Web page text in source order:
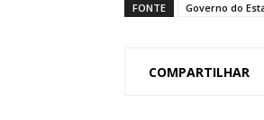
FONTE Governo do
COMPARTILHAR